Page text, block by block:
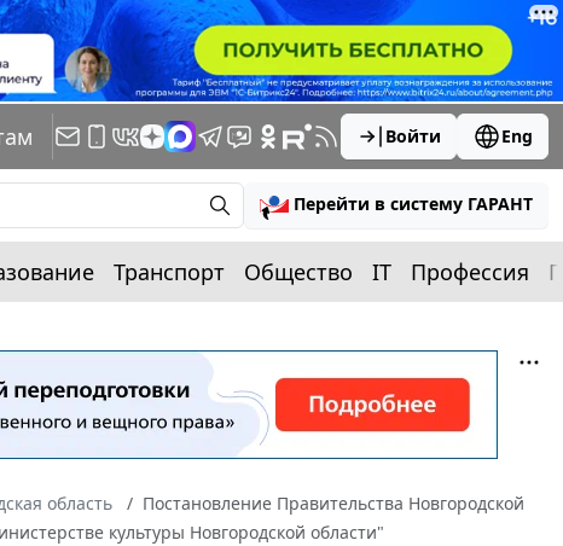
Войти Eng
Перейти в систему ГАРАНТ
Транспорт Общество IT Профессия
область
Постановление Правительства Новгородской
культуры Новгородской области"